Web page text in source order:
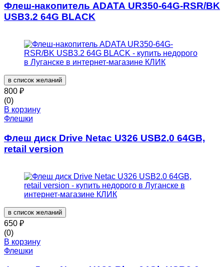
Флеш-накопитель ADATA UR350-64G-RSR/BK
USB3.2 64G BLACK
в список желаний
800 ₽
(0)
В корзину
Флешки
Флеш диск Drive Netac U326 USB2.0 64GB,
retail version
в список желаний
650 ₽
(0)
В корзину
Флешки